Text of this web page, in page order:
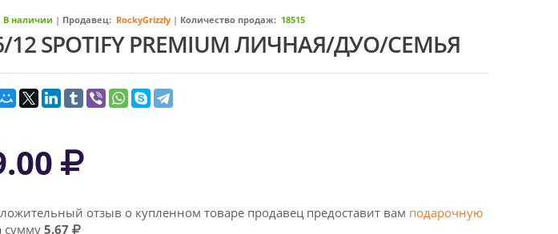
В наличии | Продавец: RockyGrizzly | Количество продаж: 18515
12 SPOTIFY PREMIUM ЛИЧНАЯ/ДУО/СЕМЬЯ
отзыв о купленном товаре продавец предоставит вам подарочную
сумму 5.67